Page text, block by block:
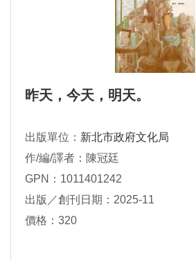
昨天，今天，明天。
出版單位： 新北市政府文化局
作/編/譯者：陳冠廷
GPN：1011401242
出版／創刊日期：2025-11
價格：320